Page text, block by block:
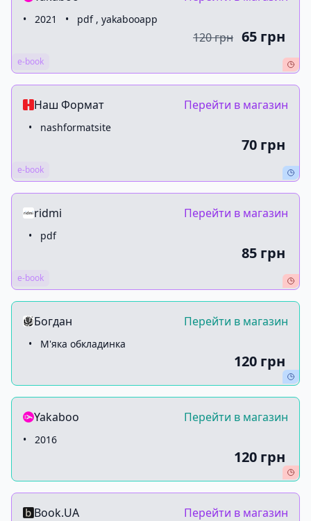
• 2021 • pdf , yakabooapp
120 грн 65 грн
e-book
Наш Формат Перейти в магазин
• nashformatsite
70 грн
e-book
ridmi Перейти в магазин
• pdf
85 грн
e-book
Богдан Перейти в магазин
• М'яка обкладинка
120 грн
Yakaboo Перейти в магазин
• 2016
120 грн
Book.UA Перейти в магазин